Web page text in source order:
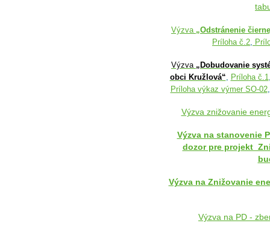
Výzva „Odstránenie
Príloha č.2,
Výzva „Dobudovanie
obci Kružlová“, Príloha č.1
Príloha výkaz výmer SO-02
Výzva znižovanie
Výzva na stanovenie
dozor pre
Výzva na Znižovanie
Výzva na PD -